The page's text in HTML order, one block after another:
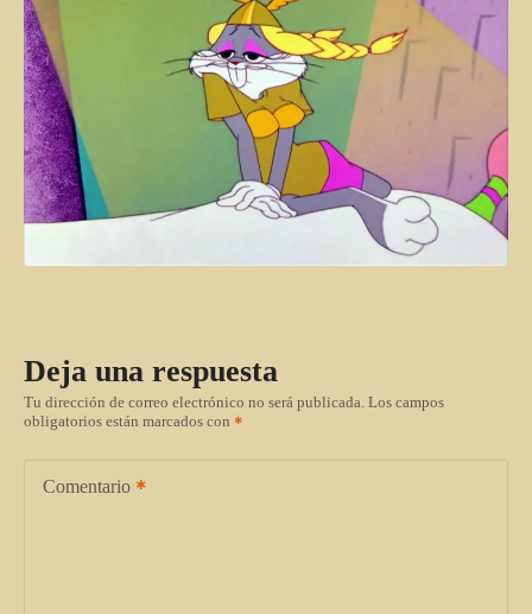
Deja una respuesta
Tu dirección de correo electrónico no será publicada. Los campos
obligatorios están marcados con
Comentario